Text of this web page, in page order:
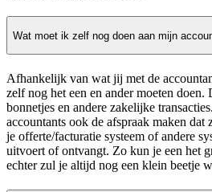
Wat moet ik zelf nog doen aan mijn
Afhankelijk van wat jij met de
zelf nog het een en ander moeten doen.
bonnetjes en andere zakelijke
accountants ook de afspraak maken
je offerte/facturatie systeem of andere
uitvoert of ontvangt. Zo kun je een het
echter zul je altijd nog een klein beetje